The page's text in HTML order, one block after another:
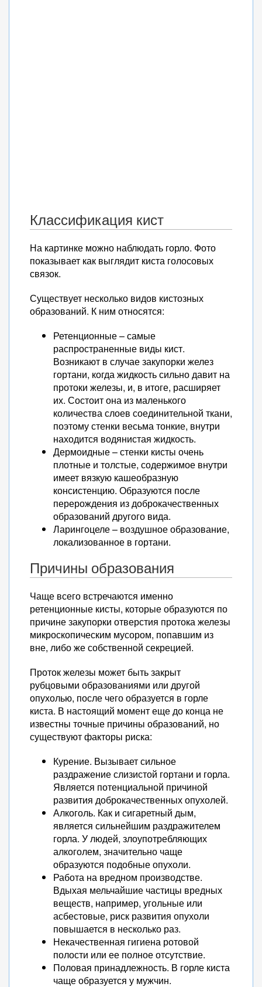
Классификация кист
На картинке можно наблюдать горло. Фото
показывает как выглядит киста голосовых
связок.
Существует несколько видов кистозных
образований. К ним относятся:
Ретенционные – самые
распространенные виды кист.
Возникают в случае закупорки желез
гортани, когда жидкость сильно давит на
протоки железы, и, в итоге, расширяет
их. Состоит она из маленького
количества слоев соединительной ткани,
поэтому стенки весьма тонкие, внутри
находится водянистая жидкость.
Дермоидные – стенки кисты очень
плотные и толстые, содержимое внутри
имеет вязкую кашеобразную
консистенцию. Образуются после
перерождения из доброкачественных
образований другого вида.
Ларингоцеле – воздушное образование,
локализованное в гортани.
Причины образования
Чаще всего встречаются именно
ретенционные кисты, которые образуются по
причине закупорки отверстия протока железы
микроскопическим мусором, попавшим из
вне, либо же собственной секрецией.
Проток железы может быть закрыт
рубцовыми образованиями или другой
опухолью, после чего образуется в горле
киста. В настоящий момент еще до конца не
известны точные причины образований, но
существуют факторы риска:
Курение. Вызывает сильное
раздражение слизистой гортани и горла.
Является потенциальной причиной
развития доброкачественных опухолей.
Алкоголь. Как и сигаретный дым,
является сильнейшим раздражителем
горла. У людей, злоупотребляющих
алкоголем, значительно чаще
образуются подобные опухоли.
Работа на вредном производстве.
Вдыхая мельчайшие частицы вредных
веществ, например, угольные или
асбестовые, риск развития опухоли
повышается в несколько раз.
Некачественная гигиена ротовой
полости или ее полное отсутствие.
Половая принадлежность. В горле киста
чаще образуется у мужчин.